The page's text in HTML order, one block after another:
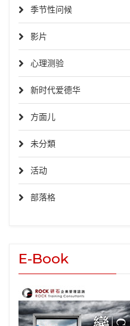
季节性问候
影片
心理测验
新时代爱德华
方面儿
未分類
活动
部落格
E-Book